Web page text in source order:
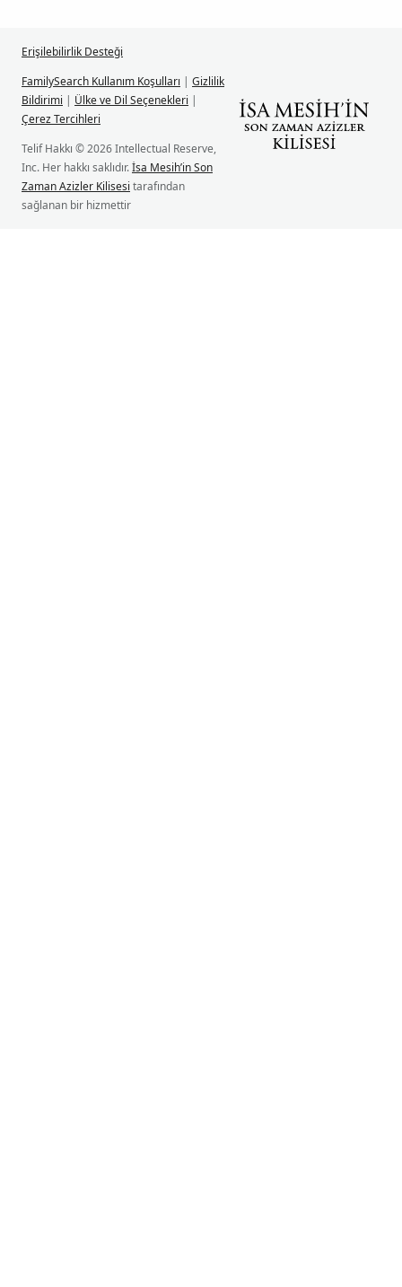
Erişilebilirlik Desteği
FamilySearch Kullanım Koşulları | Gizlilik
Bildirimi | Ülke ve Dil Seçenekleri |
Çerez Tercihleri
Telif Hakkı © 2026 Intellectual Reserve,
Inc. Her hakkı saklıdır.İsa Mesih’in Son
Zaman Azizler Kilisesi tarafından
sağlanan bir hizmettir